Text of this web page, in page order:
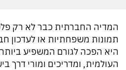
המדיה החברתית כבר לא רק
תמונות משפחתיות או לעדכון
היא הפכה לגורם המשפיע
העולמית, ומדריכים ומורי דרך